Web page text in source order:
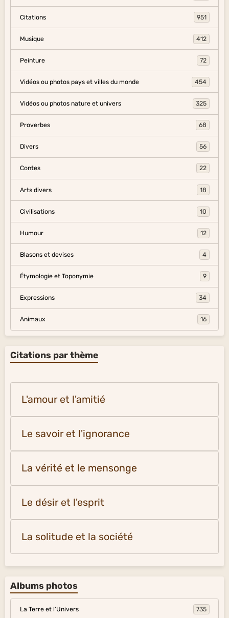
Citations 951
Musique 412
Peinture 72
Vidéos ou photos pays et villes du monde 454
Vidéos ou photos nature et univers 325
Proverbes 68
Divers 56
Contes 22
Arts divers 18
Civilisations 10
Humour 12
Blasons et devises 4
Étymologie et Toponymie 9
Expressions 34
Animaux 16
Citations par thème
L'amour et l'amitié
Le savoir et l'ignorance
La vérité et le mensonge
Le désir et l'esprit
La solitude et la société
Albums photos
La Terre et l'Univers 735